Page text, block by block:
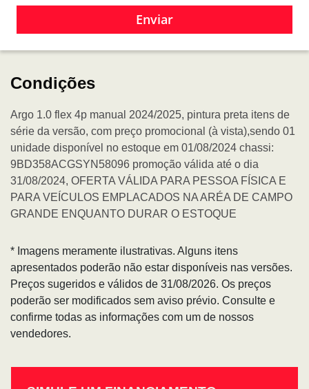
Condições
Argo 1.0 flex 4p manual 2024/2025, pintura preta itens de
série da versão, com preço promocional (à vista),sendo 01
unidade disponível no estoque em 01/08/2024 chassi:
9BD358ACGSYN58096 promoção válida até o dia
31/08/2024, OFERTA VÁLIDA PARA PESSOA FÍSICA E
PARA VEÍCULOS EMPLACADOS NA ARÉA DE CAMPO
GRANDE ENQUANTO DURAR O ESTOQUE
* Imagens meramente ilustrativas. Alguns itens
apresentados poderão não estar disponíveis nas versões.
Preços sugeridos e válidos de 31/08/2026. Os preços
poderão ser modificados sem aviso prévio. Consulte e
confirme todas as informações com um de nossos
vendedores.
Enviar